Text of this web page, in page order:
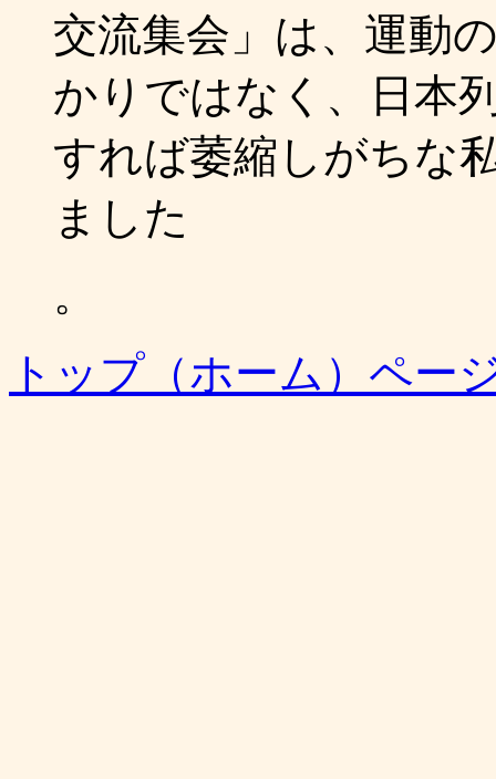
交流集会」は、運動
かりではなく、日本
すれば萎縮しがちな
ました
。
トップ（ホーム）ペー